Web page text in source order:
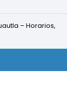
– Horarios,